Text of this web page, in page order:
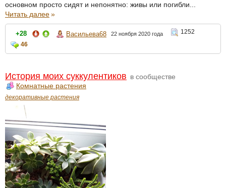
основном просто сидят и непонятно: живы или погибли...
Читать далее»
+28 Васильева68 22 ноября 2020 года
1252
46
История моих суккулентиков в сообществе
Комнатные растения
декоративные растения